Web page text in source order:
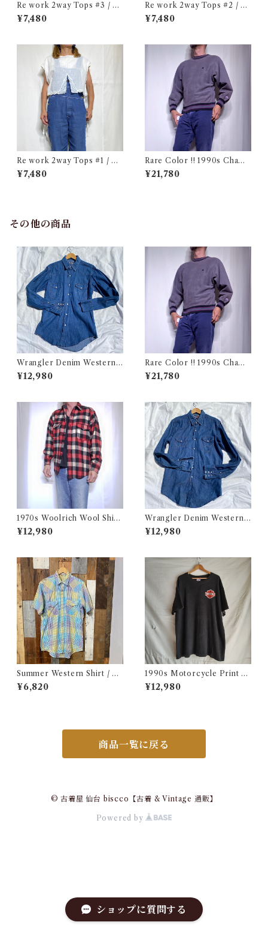
ショップに質問する
Re work 2way Tops #3 / リ
ワーク 2way トップス 古着
¥7,480
Re work 2way Tops #2 / リ
ワーク 2way トップス 古着
¥7,480
Re work 2way Tops #1 / リ
ワーク 2way トップス 古着
¥7,480
Rare Color !! 1990s Champ
ion Reverse Weave Charco
al Gray Size M / チャンピオ
¥21,780
その他の商品
Wrangler Denim Western S
hirt 15 1/2 Made in USA / ラ
ングラー デニムウエスタン シ
¥12,980
Rare Color !! 1990s Champ
ion Reverse Weave Charco
al Gray Size M / チャンピオ
¥21,780
1970s Woolrich Wool Shirt
CPO / 70年代 白タグ ウール
リッチ 三色 ブロック チェック
¥12,980
Wrangler Denim Western S
hirt 16 1/2 Made in USA / ラ
ングラー デニム ウエスタン シ
¥12,980
Summer Western Shirt / シ
ョートスリーブ ウエスタン シ
ャツ 古着
¥6,820
1990s Motorcycle Print T-
Shirt Size XL / 90年代 ハー
レー バイカー Tシャツ スカル
¥12,980
商品一覧に戻る
© 古着屋 仙台 biscco【古着 & Vintage 通販】
Powered by